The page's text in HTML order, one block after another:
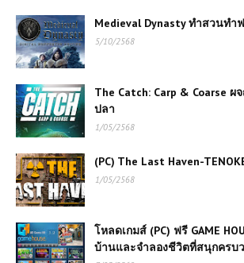
Medieval Dynasty ทำสวนทำ
5/10/2568
The Catch: Carp & Coarse
ปลา
1/05/2568
(PC) The Last Haven-
1/05/2568
โหลดเกมส์ (PC) ฟรี GAME
บ้านและจำลองชีวิตที่สนุกครบ